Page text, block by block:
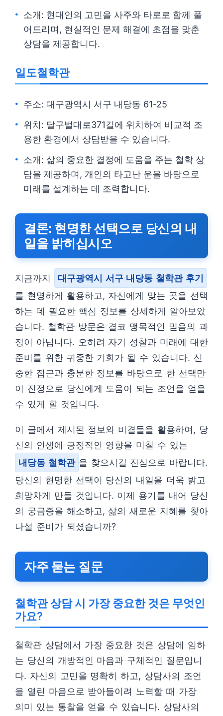
소개: 현대인의 고민을 사주와 타로로 함께 풀
어드리며, 현실적인 문제 해결에 초점을 맞춘
상담을 제공합니다.
일도철학관
주소: 대구광역시 서구 내당동 61-25
위치: 달구벌대로371길에 위치하여 비교적 조
용한 환경에서 상담받을 수 있습니다.
소개: 삶의 중요한 결정에 도움을 주는 철학 상
담을 제공하며, 개인의 타고난 운을 바탕으로
미래를 설계하는 데 조력합니다.
결론: 현명한 선택으로 당신의 내
일을 밝히십시오
지금까지
대구광역시 서구 내당동 철학관 후기
를 현명하게 활용하고, 자신에게 맞는 곳을 선택
하는 데 필요한 핵심 정보를 상세하게 알아보았
습니다. 철학관 방문은 결코 맹목적인 믿음의 과
정이 아닙니다. 오히려 자기 성찰과 미래에 대한
준비를 위한 귀중한 기회가 될 수 있습니다. 신
중한 접근과 충분한 정보를 바탕으로 한 선택만
이 진정으로 당신에게 도움이 되는 조언을 얻을
수 있게 할 것입니다.
이 글에서 제시된 정보와 비결들을 활용하여, 당
신의 인생에 긍정적인 영향을 미칠 수 있는
내당동 철학관 을 찾으시길 진심으로 바랍니다.
당신의 현명한 선택이 당신의 내일을 더욱 밝고
희망차게 만들 것입니다. 이제 용기를 내어 당신
의 궁금증을 해소하고, 삶의 새로운 지혜를 찾아
나설 준비가 되셨습니까?
자주 묻는 질문
철학관 상담 시 가장 중요한 것은 무엇인
가요?
철학관 상담에서 가장 중요한 것은 상담에 임하
는 당신의 개방적인 마음과 구체적인 질문입니
다. 자신의 고민을 명확히 하고, 상담사의 조언
을 열린 마음으로 받아들이려 노력할 때 가장
의미 있는 통찰을 얻을 수 있습니다. 상담사의